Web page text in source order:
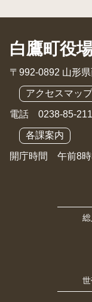
白鷹町役
〒992-0892 山形
アクセスマップ
電話 0238-85-
各課案内
開庁時間 午前8時
総